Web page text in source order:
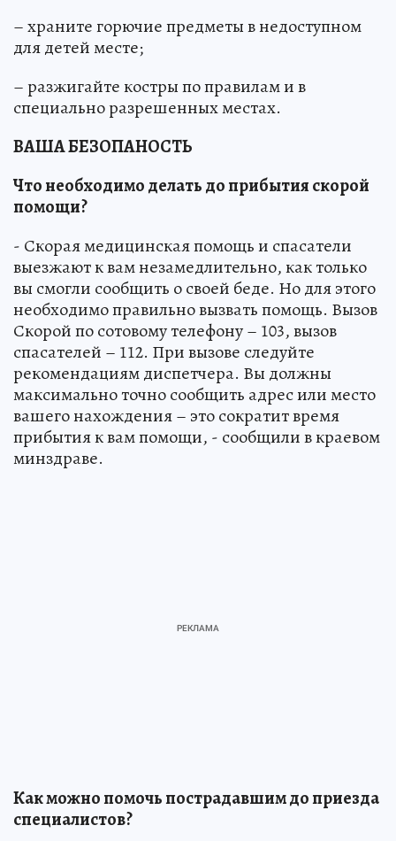
– храните горючие предметы в недоступном
для детей месте;
– разжигайте костры по правилам и в
специально разрешенных местах.
ВАША БЕЗОПАНОСТЬ
Что необходимо делать до прибытия скорой
помощи?
- Скорая медицинская помощь и спасатели
выезжают к вам незамедлительно, как только
вы смогли сообщить о своей беде. Но для этого
необходимо правильно вызвать помощь. Вызов
Скорой по сотовому телефону – 103, вызов
спасателей – 112. При вызове следуйте
рекомендациям диспетчера. Вы должны
максимально точно сообщить адрес или место
вашего нахождения – это сократит время
прибытия к вам помощи, - сообщили в краевом
минздраве.
Как можно помочь пострадавшим до приезда
специалистов?